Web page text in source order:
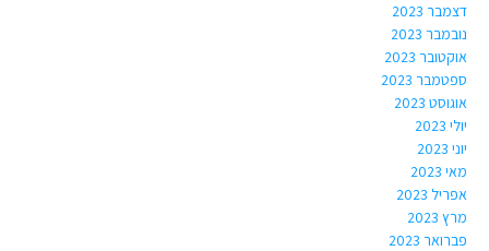
דצמבר 2023
נובמבר 2023
אוקטובר 2023
ספטמבר 2023
אוגוסט 2023
יולי 2023
יוני 2023
מאי 2023
אפריל 2023
מרץ 2023
פברואר 2023